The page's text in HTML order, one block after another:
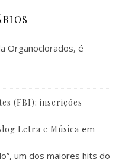
Organoclorados, é
(FBI): inscrições
Letra e Música em
um dos maiores hits do